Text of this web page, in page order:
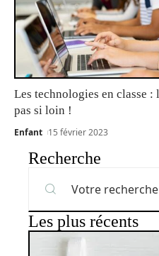
Les technologies en classe :
pas si loin !
Enfant 15 février 2023
Recherche
Les plus récents